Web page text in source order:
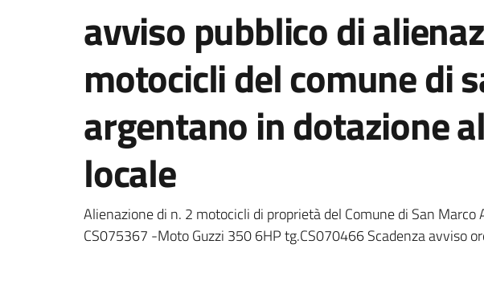
avviso pubblico di
motocicli del comune di
argentano in dotazione
locale
Dettagli della notizia
Alienazione di n. 2 motocicli di proprietà del Comune di San
CS075367 -Moto Guzzi 350 6HP tg.CS070466 Scadenza avviso